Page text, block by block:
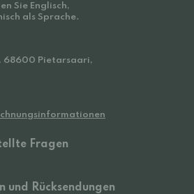
Sie Englisch,
als Sprache.
68600 Pietarsaari,
Fragen
und Rücksendungen